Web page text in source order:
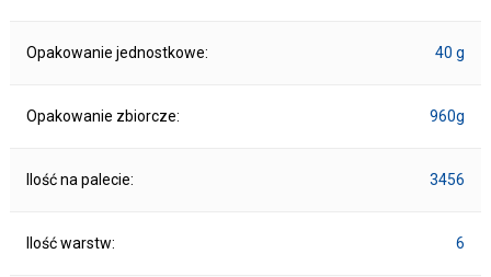
Opakowanie jednostkowe: 40 g
Opakowanie zbiorcze: 960g
Ilość na palecie: 3456
Ilość warstw: 6